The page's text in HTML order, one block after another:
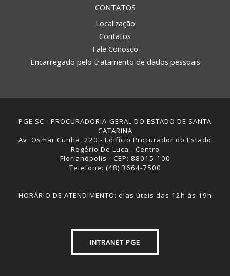
CONTATOS
Localização
Contatos
Fale Conosco
Encarregado pelo tratamento de dados pessoais
PGE SC - PROCURADORIA-GERAL DO ESTADO DE SANTA
CATARINA
Av. Osmar Cunha, 220 - Edifício Procurador do Estado
Rogério De Luca - Centro
Florianópolis - CEP: 88015-100
Telefone: (48) 3664-7500
HORÁRIO DE ATENDIMENTO: dias úteis das 12h às 19h
INTRANET PGE